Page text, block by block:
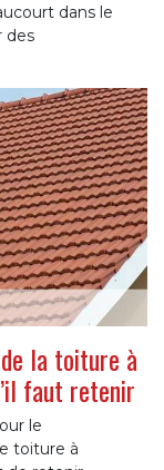
dans le
des
la toiture à
faut retenir
le
toiture à